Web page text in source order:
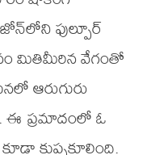
ఫుల్పూర్
మితిమీరిన వేగంతో
ఆరుగురు
ఈ ప్రమాదంలో ఓ
కుప్పకూలింది.